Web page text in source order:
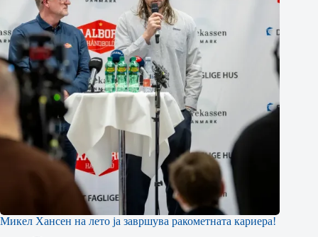
Микел Хансен на лето ја завршува ракометната кариера!